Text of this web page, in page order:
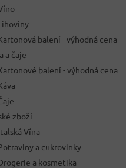
balení - výhodná cena
a čaje
balení - výhodná cena
zboží
Vína
a cukrovinky
a kosmetika